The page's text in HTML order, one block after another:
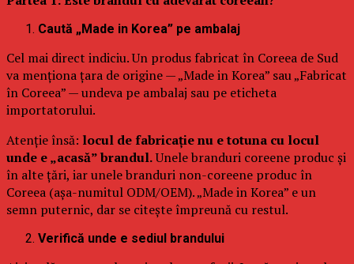
Caută „Made in Korea” pe ambalaj
Cel mai direct indiciu. Un produs fabricat în Coreea de Sud
va menționa țara de origine — „Made in Korea” sau „Fabricat
în Coreea” — undeva pe ambalaj sau pe eticheta
importatorului.
Atenție însă: locul de fabricație nu e totuna cu locul
unde e „acasă” brandul.Unele branduri coreene produc și
în alte țări, iar unele branduri non-coreene produc în
Coreea (așa-numitul ODM/OEM). „Made in Korea” e un
semn puternic, dar se citește împreună cu restul.
Verifică unde e sediul brandului